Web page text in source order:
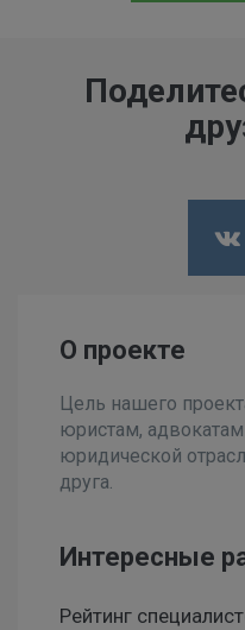
О проекте
Цель нашего
юристам,
юридической
друга.
Интересные
Рейтинг